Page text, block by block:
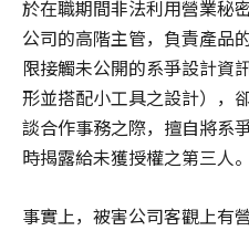
於在職期間非法利用營業秘
公司的高階主管，負責產品
限接觸未公開的系爭設計資
形並搭配小工具之設計），
談合作事務之際，擅自將系
時揭露給未獲授權之第三人。
事實上，被害公司客觀上有